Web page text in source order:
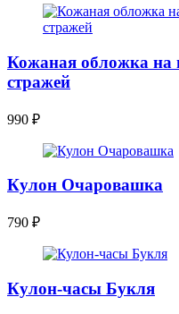
Кожаная обложка на
стражей
990 ₽
Кулон Очаровашка
790 ₽
Кулон-часы Букля